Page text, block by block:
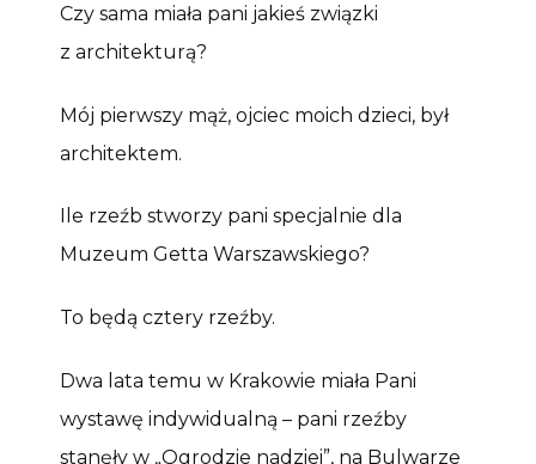
Czy sama miała pani jakieś związki
z architekturą?
Mój pierwszy mąż, ojciec moich dzieci, był
architektem.
Ile rzeźb stworzy pani specjalnie dla
Muzeum Getta Warszawskiego?
To będą cztery rzeźby.
Dwa lata temu w Krakowie miała Pani
wystawę indywidualną – pani rzeźby
stanęły w „Ogrodzie nadziei”, na Bulwarze